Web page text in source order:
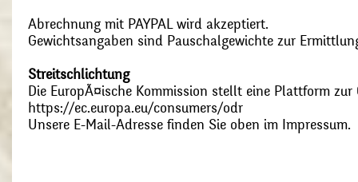
Abrechnung mit PAYPAL wird akzeptiert.
Gewichtsangaben sind Pauschalgewichte zur
Streitschlichtung
Die EuropÃ¤ische Kommission stellt eine Plattform
https://ec.europa.eu/consumers/odr
Unsere E-Mail-Adresse finden Sie oben im Impressum.